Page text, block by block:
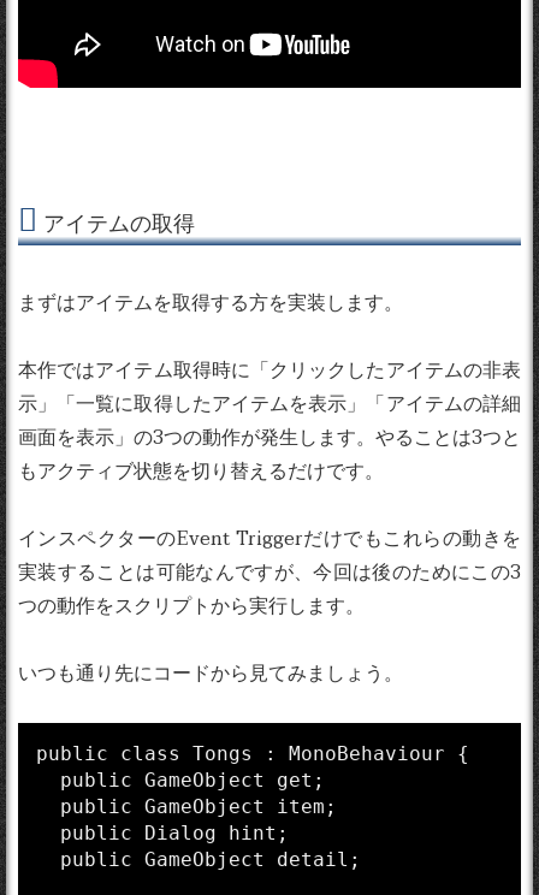
アイテムの取得
まずはアイテムを取得する方を実装します。
本作ではアイテム取得時に「クリックしたアイテムの非表
示」「一覧に取得したアイテムを表示」「アイテムの詳細
画面を表示」の3つの動作が発生します。やることは3つと
もアクティブ状態を切り替えるだけです。
インスペクターのEvent Triggerだけでもこれらの動きを
実装することは可能なんですが、今回は後のためにこの3
つの動作をスクリプトから実行します。
いつも通り先にコードから見てみましょう。
public class Tongs : MonoBehaviour {